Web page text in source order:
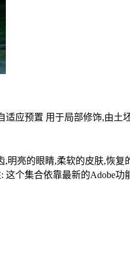
应预置 用于局部修饰,由土
亮的眼睛,柔软的皮肤,恢
个集合依靠最新的Adobe